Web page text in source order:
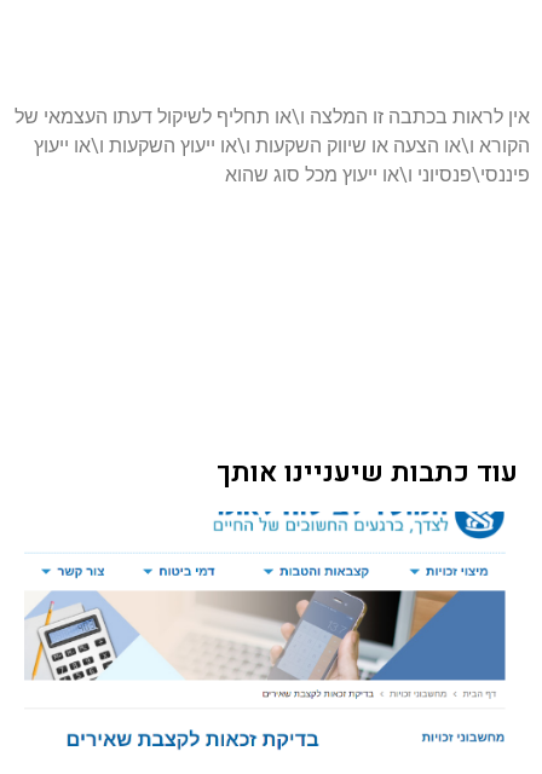
אין לראות בכתבה זו המלצה ו\או תחליף לשיקול דעתו העצמאי של
הקורא ו\או הצעה או שיווק השקעות ו\או ייעוץ השקעות ו\או ייעוץ
פיננסי\פנסיוני ו\או ייעוץ מכל סוג שהוא
עוד כתבות שיעניינו אותך